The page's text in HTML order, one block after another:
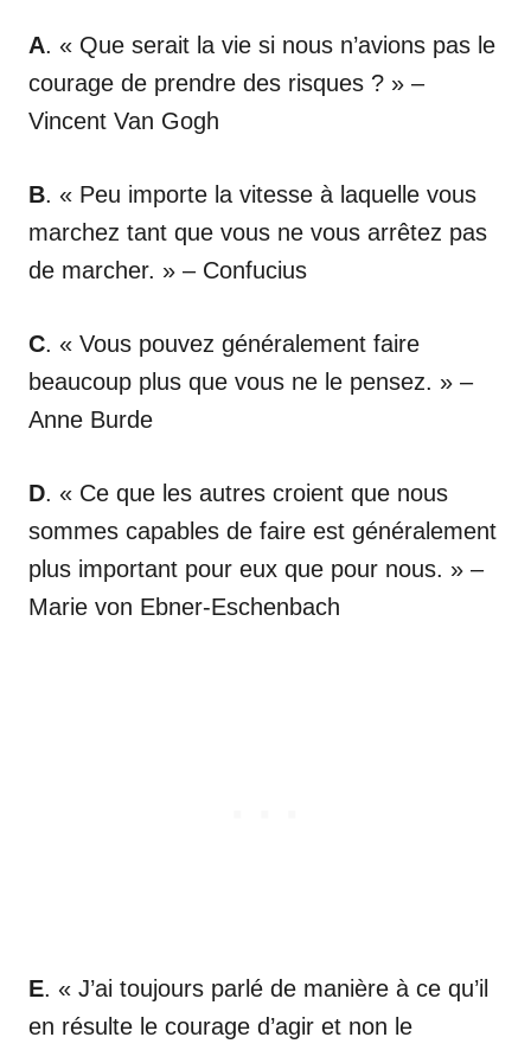
A. « Que serait la vie si nous n’avions pas le
courage de prendre des risques ? » –
Vincent Van Gogh
B. « Peu importe la vitesse à laquelle vous
marchez tant que vous ne vous arrêtez pas
de marcher. » – Confucius
C. « Vous pouvez généralement faire
beaucoup plus que vous ne le pensez. » –
Anne Burde
D. « Ce que les autres croient que nous
sommes capables de faire est généralement
plus important pour eux que pour nous. » –
Marie von Ebner-Eschenbach
E. « J’ai toujours parlé de manière à ce qu’il
en résulte le courage d’agir et non le